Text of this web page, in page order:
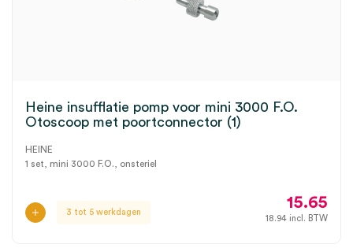
Heine insufflatie pomp voor mini 3000 F.O.
Otoscoop met poortconnector (1)
HEINE
1 set, mini 3000 F.O., onsteriel
3 tot 5 werkdagen
15.65
18.94 incl. BTW